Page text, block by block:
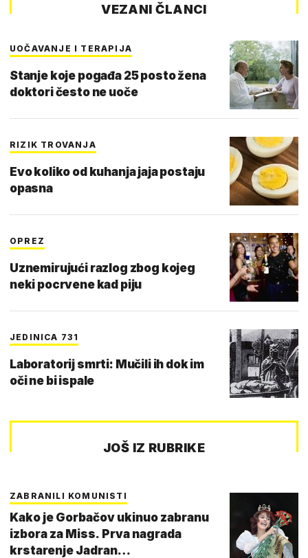
VEZANI ČLANCI
UOČAVANJE I TERAPIJA
Stanje koje pogađa 25 posto žena
doktori često ne uoče
RIZIK TROVANJA
Evo koliko od kuhanja jaja postaju
opasna
OPREZ
Uznemirujući razlog zbog kojeg
neki pocrvene kad piju
JEDINICA 731
Laboratorij smrti: Mučili ih dok im
oči ne bi ispale
JOŠ IZ RUBRIKE
ZABRANILI KOMUNISTI
Kako je Gorbačov ukinuo zabranu
izbora za Miss. Prva nagrada
krstarenje Jadran…